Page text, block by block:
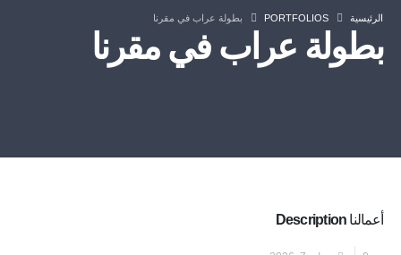
الرئيسية PORTFOLIOS بطولة عراب في مقرنا
بطولة عراب في مقرنا
أعمالنا Description